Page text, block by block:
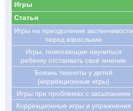
Игры
Статьи
Игры на преодоление застенчивости
перед взрослыми
Игры, помогающие научиться
ребёнку отстаивать своё мнение
Боязнь темноты у детей
(коррекционные игры)
Игры при проблемах с засыпанием
Коррекционные игры и упражнения